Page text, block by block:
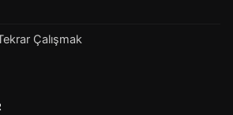
Çalışmak